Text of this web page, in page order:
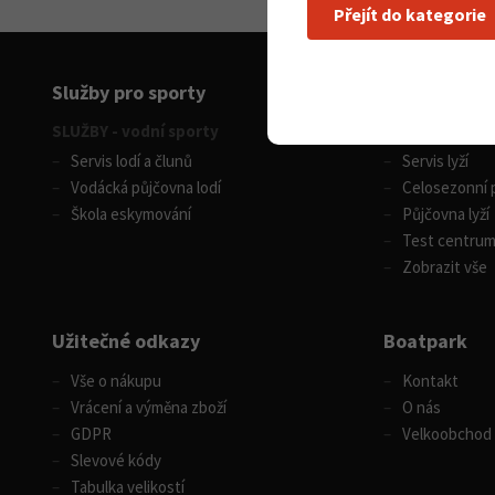
Služby pro sporty
SLUŽBY - vodní sporty
Servis lodí a člunů
Vodácká půjčovna lodí
Škola eskymování
Servis lyží
Celosezonní
Půjčovna lyží
Test
Zobrazit vše
Užitečné odkazy
Vše o nákupu
Vrácení a výměna zboží
GDPR
Slevové kódy
Tabulka velikostí
Boatpark
Kontakt
O nás
Velkoobchod
Přejít do kategorie